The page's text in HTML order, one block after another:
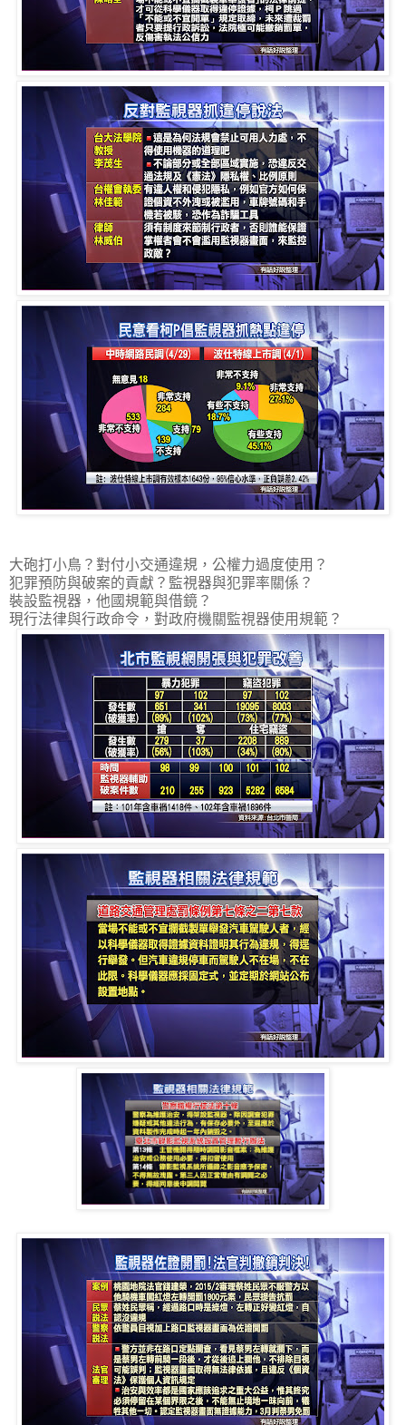
大砲打小鳥？對付小交通違規，公權力過度使用？
犯罪預防與破案的貢獻？監視器與犯罪率關係？
裝設監視器，他國規範與借鏡？
現行法律與行政命令，對政府機關監視器使用規範？